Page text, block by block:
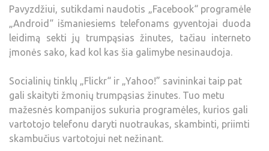
Pavyzdžiui, sutikdami naudotis „Facebook“ programėle
„Android“ išmaniesiems telefonams gyventojai duoda
leidimą sekti jų trumpąsias žinutes, tačiau interneto
įmonės sako, kad kol kas šia galimybe nesinaudoja.
Socialinių tinklų „Flickr“ ir „Yahoo!” savininkai taip pat
gali skaityti žmonių trumpąsias žinutes. Tuo metu
mažesnės kompanijos sukuria programėles, kurios gali
vartotojo telefonu daryti nuotraukas, skambinti, priimti
skambučius vartotojui net nežinant.